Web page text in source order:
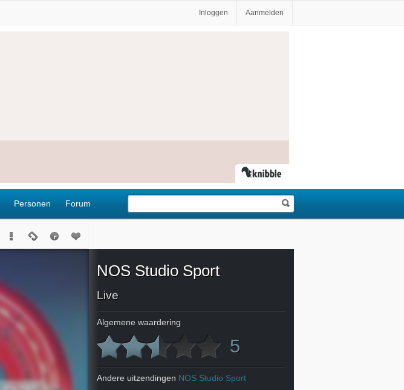
Inloggen Aanmelden
Personen Forum
NOS Studio Sport
Live
Algemene waardering
5
Andere uitzendingen NOS Studio Sport